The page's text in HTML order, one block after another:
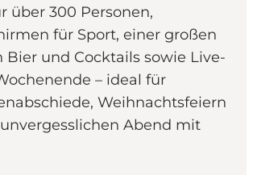
über 300 Personen,
für Sport, einer großen
Bier und Cocktails sowie Live-
– ideal für
Weihnachtsfeiern
Abend mit